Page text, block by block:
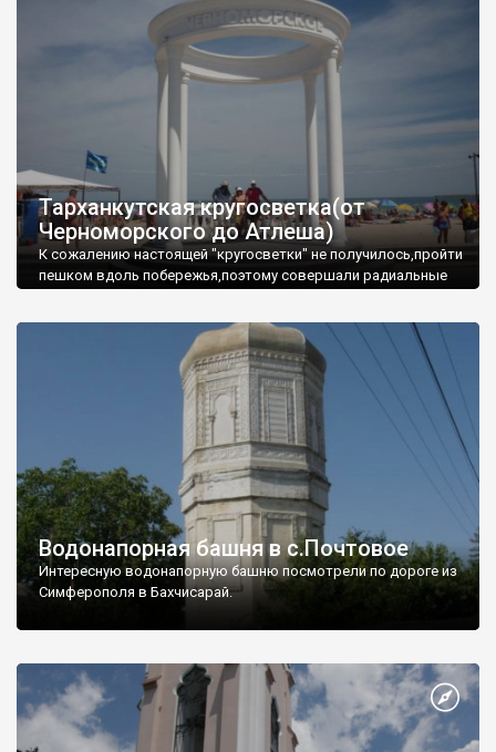
Тарханкутская кругосветка(от
Черноморского до Атлеша)
К сожалению настоящей "кругосветки" не получилось,пройти
пешком вдоль побережья,поэтому совершали радиальные
Водонапорная башня в с.Почтовое
Интересную водонапорную башню посмотрели по дороге из
Симферополя в Бахчисарай.